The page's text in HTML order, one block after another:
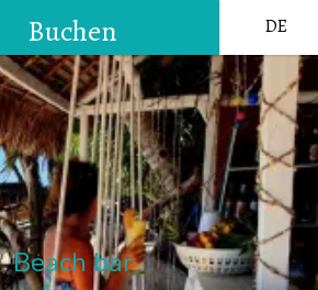
Buchen DE
Beach bar